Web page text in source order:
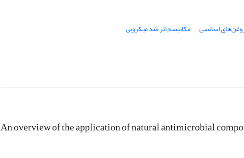
اسانسی
مکانیسم اثر ضد میکروبی
An overview of the application of natural antimicrobial